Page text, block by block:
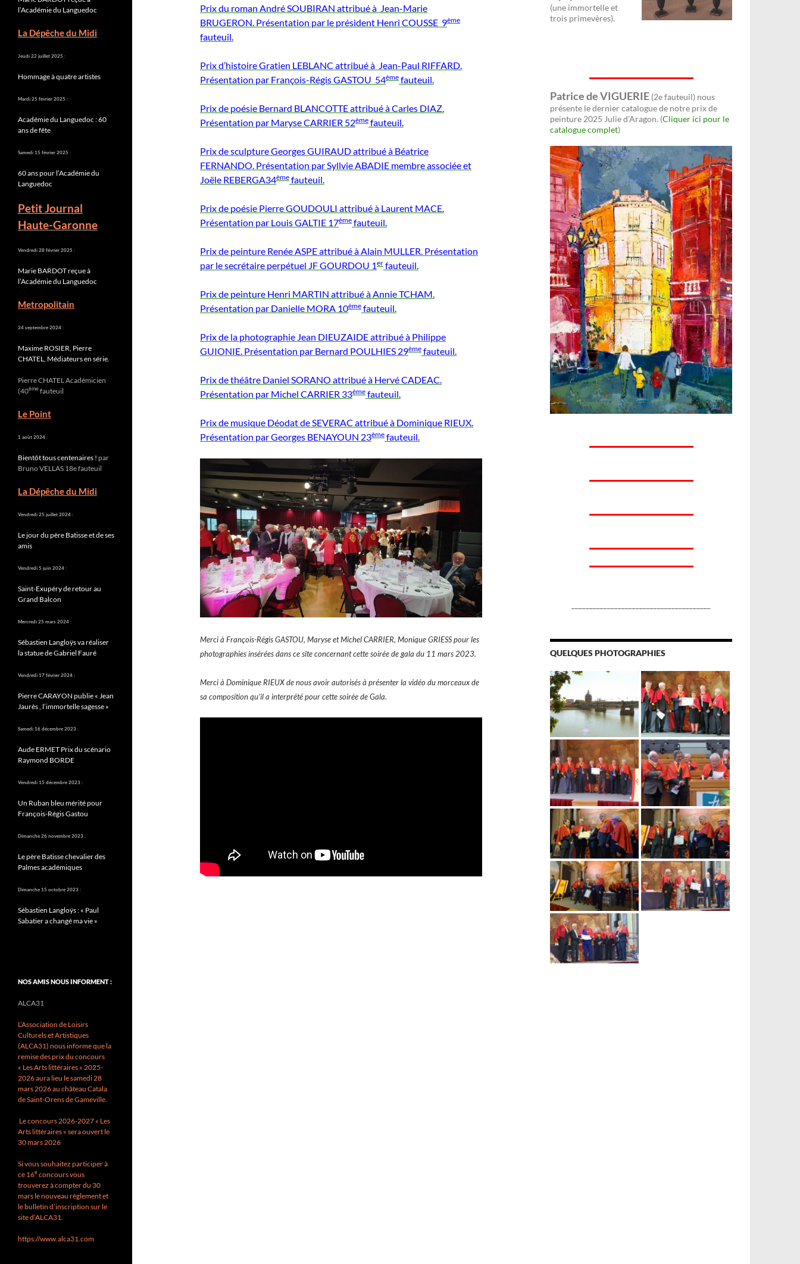
Prix du roman André SOUBIRAN attribué à Jean-Marie
BRUGERON. Présentation par le président Henri COUSSE 9ème
fauteuil.
Prix d’histoire Gratien LEBLANC attribué à Jean-Paul RIFFARD.
Présentation par François-Régis GASTOU 54ème fauteuil.
Prix de poésie Bernard BLANCOTTE attribué à Carles DIAZ.
Présentation par Maryse CARRIER 52ème fauteuil.
Prix de sculpture Georges GUIRAUD attribué à Béatrice
FERNANDO. Présentation par Syllvie ABADIE membre associée et
Joële REBERGA34ème fauteuil.
Prix de poésie Pierre GOUDOULI attribué à Laurent MACE.
Présentation par Louis GALTIE 17ème fauteuil.
Prix de peinture Renée ASPE attribué à Alain MULLER. Présentation
par le secrétaire perpétuel JF GOURDOU 1er fauteuil.
Prix de peinture Henri MARTIN attribué à Annie TCHAM.
Présentation par Danielle MORA 10ème fauteuil.
Prix de la photographie Jean DIEUZAIDE attribué à Philippe
GUIONIE. Présentation par Bernard POULHIES 29ème fauteuil.
Prix de théâtre Daniel SORANO attribué à Hervé CADEAC.
Présentation par Michel CARRIER 33ème fauteuil.
Prix de musique Déodat de SEVERAC attribué à Dominique RIEUX.
Présentation par Georges BENAYOUN 23ème fauteuil.
Merci à François-Régis GASTOU, Maryse et Michel CARRIER, Monique GRIESS pour les
photographies insérées dans ce site concernant cette soirée de gala du 11 mars 2023.
Merci à Dominique RIEUX de nous avoir autorisés à présenter la vidéo du morceaux de
sa composition qu’il a interprété pour cette soirée de Gala.
(une immortelle et
trois primevères).
Patrice de VIGUERIE (2e fauteuil) nous
présente le dernier catalogue de notre prix de
peinture 2025 Julie d’Aragon. (Cliquer ici pour le
catalogue complet)
QUELQUES PHOTOGRAPHIES
l’Académie du Languedoc
La Dépêche du Midi
Jeudi 22 juillet 2025 :
Hommage à quatre artistes
Mardi 25 février 2025 :
Académie du Languedoc : 60
ans de fête
Samedi 15 février 2025 :
60 ans pour l’Académie du
Languedoc
Petit Journal
Haute-Garonne
Vendredi 28 février 2025 :
Marie BARDOT reçue à
l’Académie du Languedoc
Metropolitain
24 septembre 2024 :
Maxime ROSIER, Pierre
CHATEL, Médiateurs en série.
Pierre CHATEL Académicien
(40èmefauteuil
Le Point
1 août 2024 :
Bientôt tous centenaires ! par
Bruno VELLAS 18e fauteuil
La Dépêche du Midi
Vendredi 25 juillet 2024 :
Le jour du père Batisse et de ses
amis
Vendredi 5 juin 2024 :
Saint-Exupéry de retour au
Grand Balcon
Mercredi 25 mars 2024 :
Sébastien Langloÿs va réaliser
la statue de Gabriel Fauré
Vendredi 17 février 2024 :
Pierre CARAYON publie « Jean
Jaurès , l’immortelle sagesse »
Samedi 16 décembre 2023 :
Aude ERMET Prix du scénario
Raymond BORDE
Vendredi 15 décembre 2023 :
Un Ruban bleu mérité pour
François-Régis Gastou
Dimanche 26 novembre 2023 :
Le père Batisse chevalier des
Palmes académiques
Dimanche 15 octobre 2023 :
Sébastien Langloÿs : « Paul
Sabatier a changé ma vie »
NOS AMIS NOUS INFORMENT :
ALCA31
L’Association de Loisirs
Culturels et Artistiques
(ALCA31) nous informe que la
remise des prix du concours
« Les Arts littéraires » 2025-
2026 aura lieu le samedi 28
mars 2026 au château Catala
de Saint-Orens de Gameville.
Le concours 2026-2027 « Les
Arts littéraires » sera ouvert le
30 mars 2026
Si vous souhaitez participer à
ce 16econcours vous
trouverez à compter du 30
mars le nouveau règlement et
le bulletin d’inscription sur le
site d’ALCA31.
https://www.alca31.com